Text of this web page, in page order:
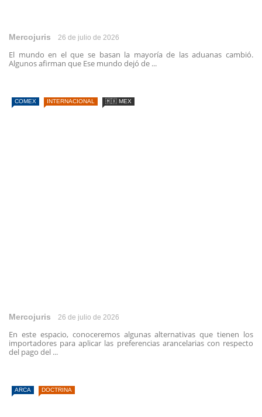
Mercojuris 26 de julio de 2026
El mundo en el que se basan la mayoría de las aduanas cambió.
Algunos afirman que Ese mundo dejó de ...
COMEX INTERNACIONAL 🇲🇽 MEX
Mercojuris 26 de julio de 2026
En este espacio, conoceremos algunas alternativas que tienen los
importadores para aplicar las preferencias arancelarias con respecto
del pago del ...
ARCA DOCTRINA